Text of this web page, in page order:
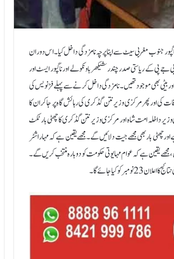
کو ناگپور جنوب مغربی سیٹ سے اپنا پرچہ نامزدگی داخل کیا۔ اس دوران
پی کے ریاستی صدر چندر شیکھر باونکولے اور ناگپور ایسٹ اور
بیٹی بھی موجود تھیں۔ نامزدگی داخل کرنے سے پہلے فڑنویس کی
کی اور پھر مرکزی وزیر نتن گڈکری کی رہائش گاہ پر جاکر ان کا
داخلہ امت شاہ اور مرکزی وزیر نتن گڈکری کا چھٹی بار ٹکٹ
اور چھٹی بار بھی مجھے جیت دلائیں گے۔ مجھے یقین ہے کہ مہاراشٹر
یقین ہے کہ عوام مہا یوتی حکومت کو دوبارہ منتخب کریں گے۔